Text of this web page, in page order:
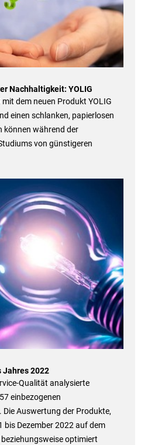
Nachhaltigkeit: YOLIG
dem neuen Produkt YOLIG
einen schlanken, papierlosen
können während der
von günstigeren
Jahres 2022
Qualität analysierte
einbezogenen
Auswertung der Produkte,
Dezember 2022 auf dem
optimiert